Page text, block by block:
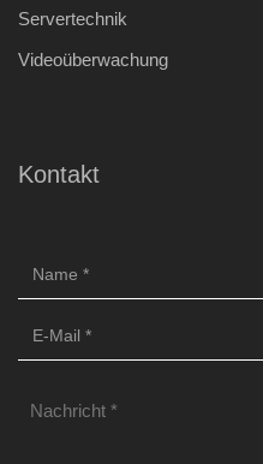
Servertechnik
Videoüberwachung
Kontakt